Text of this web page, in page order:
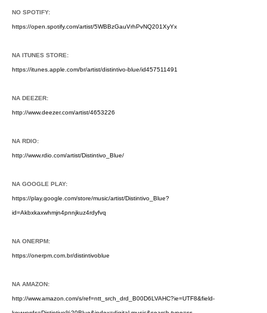
NO SPOTIFY:
https://open.spotify.com/artist/5WBBzGauVrhPvNQ201XyYx
NA ITUNES STORE:
https://itunes.apple.com/br/artist/distintivo-blue/id457511491
NA DEEZER:
http://www.deezer.com/artist/4653226
NA RDIO:
http://www.rdio.com/artist/Distintivo_Blue/
NA GOOGLE PLAY:
https://play.google.com/store/music/artist/Distintivo_Blue?
id=Akbxkaxwhmjn4pnnjkuz4rdyfvq
NA ONERPM:
https://onerpm.com.br/distintivoblue
NA AMAZON:
http://www.amazon.com/s/ref=ntt_srch_drd_B00D6LVAHC?ie=UTF8&field-